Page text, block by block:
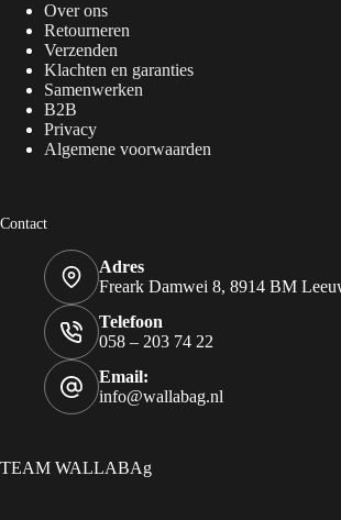
Over ons
Retourneren
Verzenden
Klachten en garanties
Samenwerken
B2B
Privacy
Algemene voorwaarden
Contact
Adres
Freark Damwei 8, 8914 BM
Telefoon
058 – 203 74 22
Email:
info@wallabag.nl
TEAM WALLABAg